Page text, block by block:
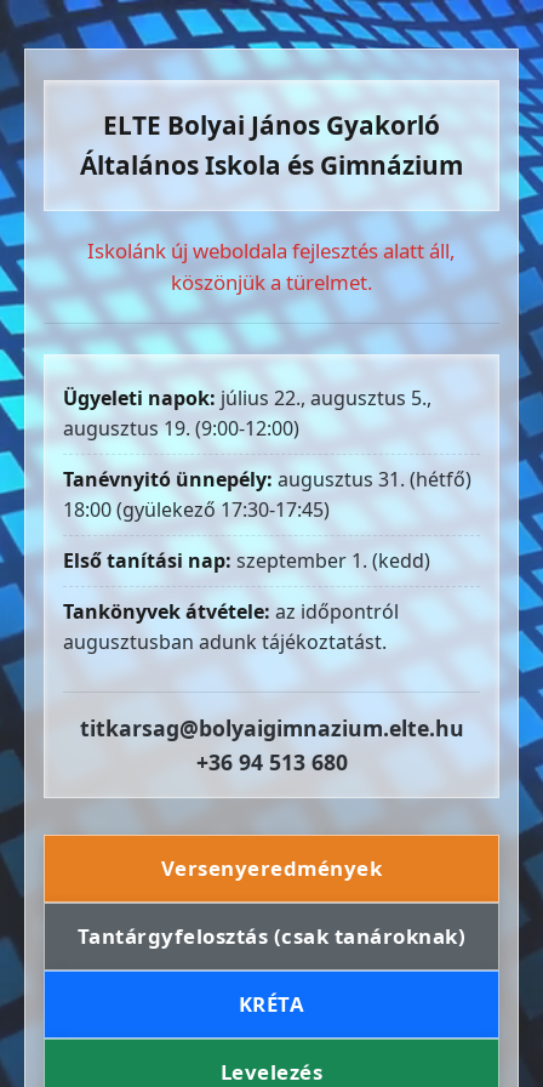
ELTE Bolyai János Gyakorló
Általános Iskola és Gimnázium
Iskolánk új weboldala fejlesztés alatt áll,
köszönjük a türelmet.
Ügyeleti napok: július 22., augusztus 5.,
augusztus 19. (9:00-12:00)
Tanévnyitó ünnepély: augusztus 31. (hétfő)
18:00 (gyülekező 17:30-17:45)
Első tanítási nap: szeptember 1. (kedd)
Tankönyvek átvétele: az időpontról
augusztusban adunk tájékoztatást.
titkarsag@bolyaigimnazium.elte.hu
+36 94 513 680
Versenyeredmények
Tantárgyfelosztás (csak tanároknak)
KRÉTA
Levelezés